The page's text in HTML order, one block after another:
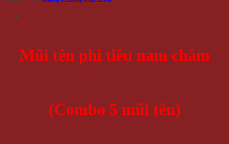
Mũi tên phi tiêu nam châm
(Combo 5 mũi tên)